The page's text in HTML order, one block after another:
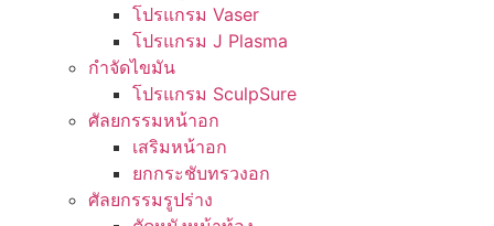
โปรแกรม Vaser
โปรแกรม J Plasma
กำจัดไขมัน
โปรแกรม SculpSure
ศัลยกรรมหน้าอก
เสริมหน้าอก
ยกกระชับทรวงอก
ศัลยกรรมรูปร่าง